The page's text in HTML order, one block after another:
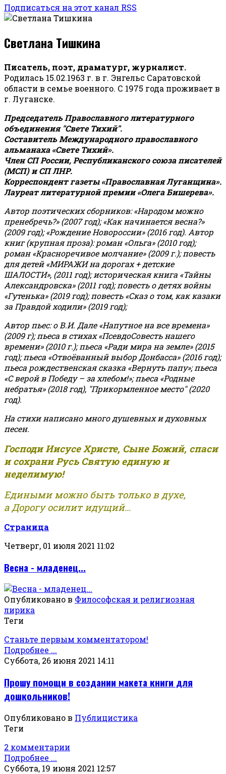
Подписаться на этот канал RSS
Светлана Тишкина
Писатель, поэт, драматург, журналист.
Родилась 15.02.1963 г. в г. Энгельс Саратовской
области в семье военного. С 1975 года проживает в
г. Луганске.
Председатель Православного литературного
объединения "Свете Тихий".
Составитель Международного православного
альманаха «Свете Тихий».
Член СП России, Республиканского союза писателей
(МСП) и СП ЛНР.
Корреспондент газеты «Православная Луганщина».
Лауреат литературной премии «Олега Бишерева».
Автор поэтических сборников: «Народом можно
пренебречь?» (2007 год); «Как начинается весна?»
(2009 год); «Рождение Новороссии» (2016 год). Автор
книг (крупная проза): роман «Ольга» (2010 год);
роман «Красноречивое молчание» (2009 г.); повесть
для детей «МИРАЖИ на дорогах + детские
ШАЛОСТИ», (2011 год); историческая книга «Тайны
Александровска» (2011 год); повесть о детях войны
«Гутенька» (2019 год); повесть «Сказ о том, как казаки
за Правдой ходили» (2019 год);
Автор пьес: о В.И. Дале «Напутное на все времена»
(2009 г); пьеса в стихах «ПсевдоСовесть нашего
времени» (2010 г.); пьеса «Ради мира на земле» (2015
год); пьеса «Отвоёванный выбор Донбасса» (2016 год);
пьеса рождественская сказка «Вернуть папу»; пьеса
«С верой в Победу – за хлебом!»;пьеса «Родные
небратья» (2018 год), "Прикормленное место" (2020
год).
На стихи написано много душевных и духовных
песен.
Господи Иисусе Христе, Сыне Божий, спаси
и сохрани Русь Святую единую и
неделимую!
Едиными можно быть только в духе,
а Дорогу осилит идущий...
Страница
Четверг, 01 июля 2021 11:02
Весна - младенец...
Опубликовано в Философская и религиозная
лирика
Теги
Станьте первым комментатором!
Подробнее ...
Суббота, 26 июня 2021 14:11
Прошу помощи в создании макета книги для
дошкольников!
Опубликовано в Публицистика
Теги
2 комментарии
Подробнее ...
Суббота, 19 июня 2021 12:57